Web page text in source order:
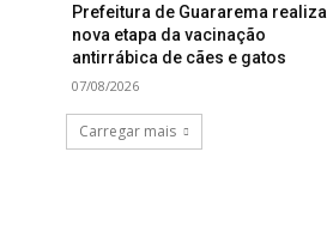
Prefeitura de Guararema realiza
nova etapa da vacinação
antirrábica de cães e gatos
07/08/2026
Carregar mais